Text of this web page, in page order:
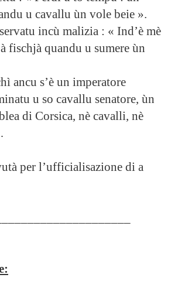
u cavallu ùn vole beie ».
incù malizia : « Ind’è mè
fischjà quandu u sumere ùn
ancu s’è un imperatore
u so cavallu senatore, ùn
di Corsica, nè cavalli, nè
per l’ufficialisazione di a